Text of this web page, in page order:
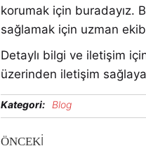
korumak için buradayız.
sağlamak için uzman
Detaylı bilgi ve iletişim
üzerinden iletişim
Kategori: Blog
ÖNCEKI